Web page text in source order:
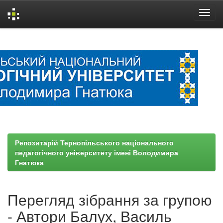
Репозитарій Тернопільського національного
педагогічного університету імені Володимира
Гнатюка
Перегляд зібрання за групою
- Автори Балух, Василь